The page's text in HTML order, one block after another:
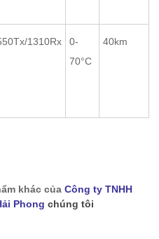
1310Rx
0-
70°C
40km
khác của Công ty TNHH
Phong chúng tôi